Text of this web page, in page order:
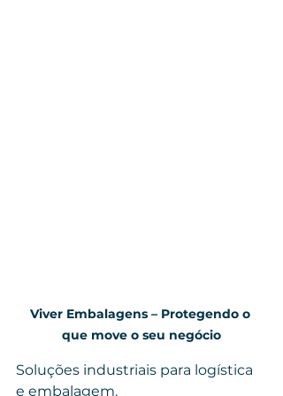
Viver Embalagens – Protegendo o
que move o seu negócio
Soluções industriais para logística
e embalagem.